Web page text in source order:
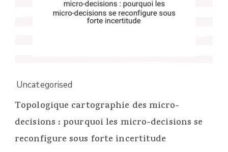
Uncategorised
Topologique cartographie des micro-
decisions : pourquoi les micro-decisions se
reconfigure sous forte incertitude